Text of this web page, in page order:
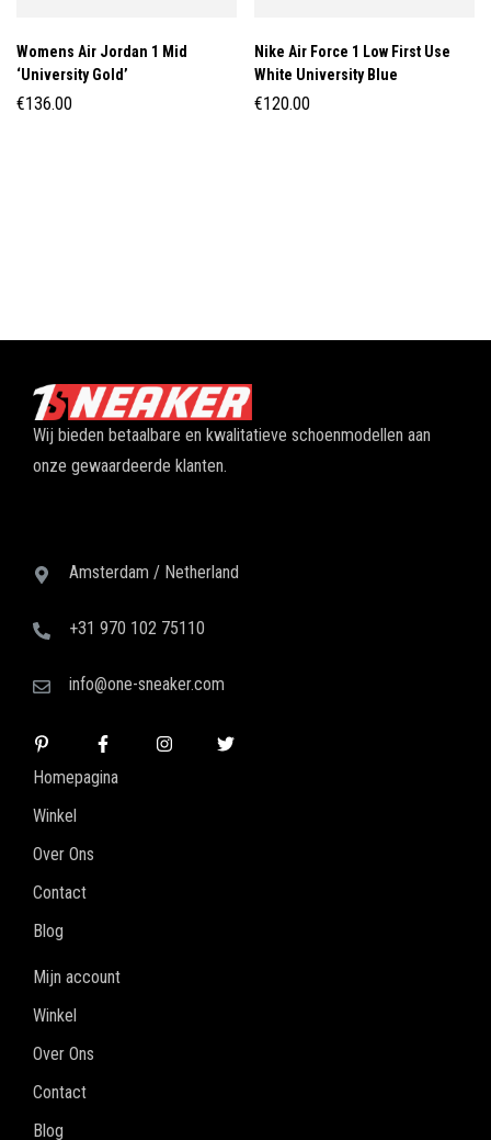
Womens Air Jordan 1 Mid
‘University Gold’
€136.00
Nike Air Force 1 Low First Use
White University Blue
€120.00
Wij bieden betaalbare en kwalitatieve schoenmodellen aan
onze gewaardeerde klanten.
Amsterdam / Netherland
+31 970 102 75110
info@one-sneaker.com
Homepagina
Winkel
Over Ons
Contact
Blog
Mijn account
Winkel
Over Ons
Contact
Blog